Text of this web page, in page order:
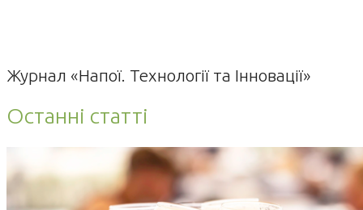
Журнал «Напої. Технології та Інновації»
Останні статті